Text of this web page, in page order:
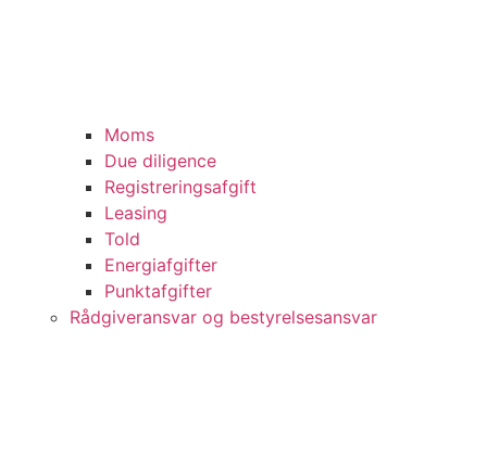
Moms
Due diligence
Registreringsafgift
Leasing
Told
Energiafgifter
Punktafgifter
Rådgiveransvar og bestyrelsesansvar